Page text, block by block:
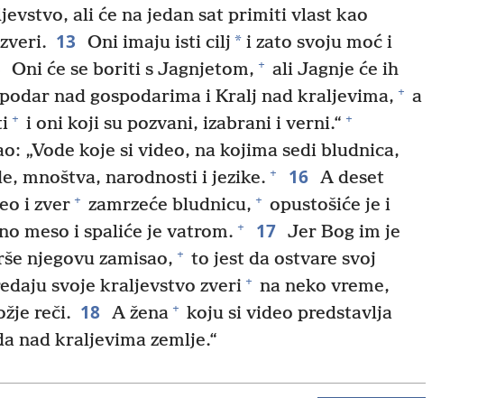
ali će na jedan sat primiti vlast kao
13 Oni imaju isti cilj *i zato svoju moć i
Oni će se boriti s Jagnjetom, + ali Jagnje će ih
nad gospodarima i Kralj nad kraljevima, + a
+ i oni koji su pozvani, izabrani i verni.“ +
„Vode koje si video, na kojima sedi bludnica,
mnoštva, narodnosti i jezike. + 16 A deset
i zver + zamrzeće bludnicu, + opustošiće je i
meso i spaliće je vatrom. + 17 Jer Bog im je
njegovu zamisao, + to jest da ostvare svoj
svoje kraljevstvo zveri + na neko vreme,
reči. 18 A žena + koju si video predstavlja
nad kraljevima zemlje.“